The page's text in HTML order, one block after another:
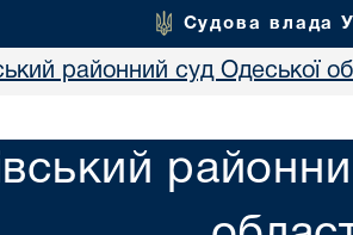
Судова влада
районний суд Одеської